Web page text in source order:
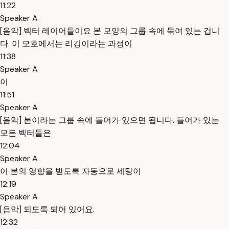
11:22
Speaker A
[음악] 벡터 레이어들이요 본 모양의 그룹 속에 묶여 있는 겁니
다. 이 모호에서는 리깅이라는 과정이
11:38
Speaker A
이
11:51
Speaker A
[음악] 본이라는 그룹 속에 들어가 있으면 됩니다. 들어가 있는
모든 벡터들은
12:04
Speaker A
이 본의 영향을 받도록 자동으로 세팅이
12:19
Speaker A
[음악] 되도록 되어 있어요.
12:32